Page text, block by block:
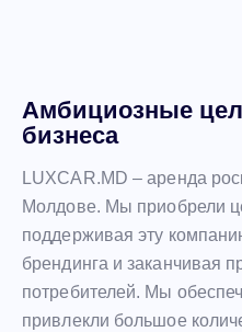
Амбициозные
бизнеса
LUXCAR.MD – аренда
Молдове. Мы приобрели
поддерживая эту
брендинга и заканчивая
потребителей. Мы
привлекли большое